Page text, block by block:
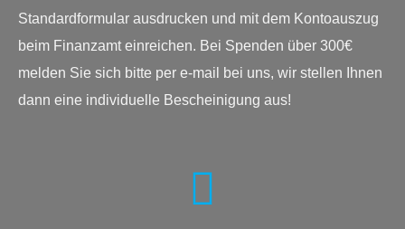
Standardformular ausdrucken und mit dem Kontoauszug
beim Finanzamt einreichen. Bei Spenden über 300€
melden Sie sich bitte per e-mail bei uns, wir stellen Ihnen
dann eine individuelle Bescheinigung aus!